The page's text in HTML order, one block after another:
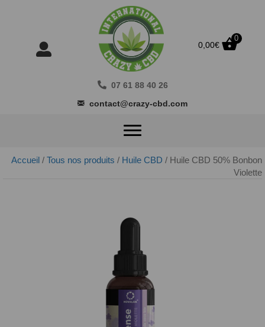
0,00€
0
07 61 88 40 26
contact@crazy-cbd.com
Accueil / Tous nos produits / Huile CBD / Huile CBD 50% Bonbon
Violette